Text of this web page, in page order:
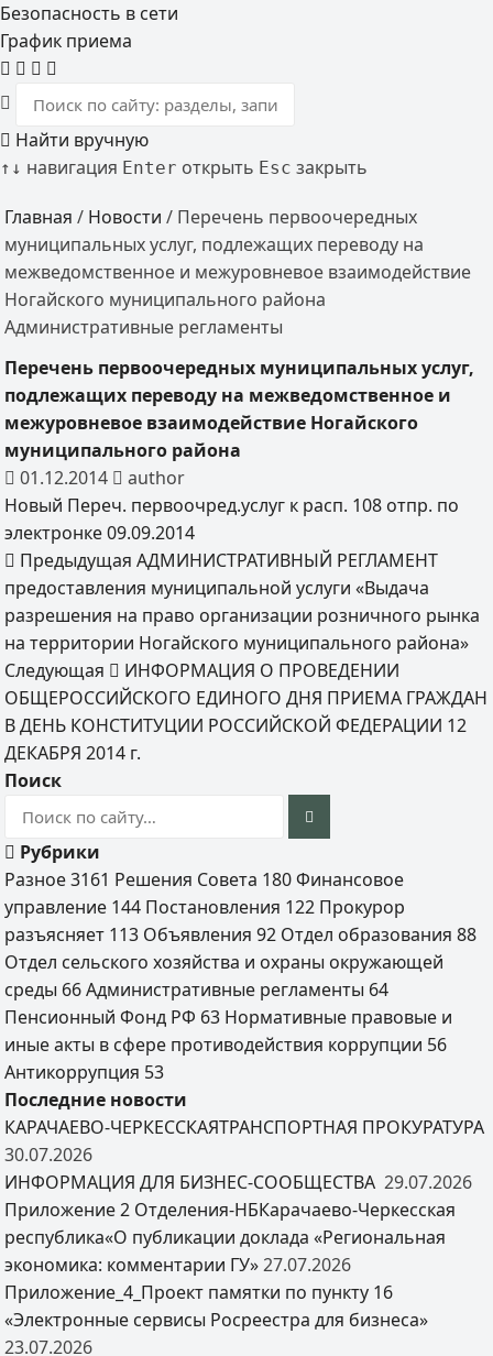
Безопасность в сети
График приема
Найти вручную
↑ ↓ навигация Enter открыть Esc закрыть
Главная / Новости / Перечень первоочередных
муниципальных услуг, подлежащих переводу на
межведомственное и межуровневое взаимодействие
Ногайского муниципального района
Административные регламенты
Перечень первоочередных муниципальных услуг,
подлежащих переводу на межведомственное и
межуровневое взаимодействие Ногайского
муниципального района
01.12.2014
author
Новый Переч. первоочред.услуг к расп. 108 отпр. по
электронке 09.09.2014
Предыдущая АДМИНИСТРАТИВНЫЙ РЕГЛАМЕНТ
предоставления муниципальной услуги «Выдача
разрешения на право организации розничного рынка
на территории Ногайского муниципального района»
Следующая
ИНФОРМАЦИЯ О ПРОВЕДЕНИИ
ОБЩЕРОССИЙСКОГО ЕДИНОГО ДНЯ ПРИЕМА ГРАЖДАН
В ДЕНЬ КОНСТИТУЦИИ РОССИЙСКОЙ ФЕДЕРАЦИИ 12
ДЕКАБРЯ 2014 г.
Поиск
Рубрики
Разное3161 Решения Совета 180 Финансовое
управление 144 Постановления 122 Прокурор
разъясняет 113 Объявления92 Отдел образования88
Отдел сельского хозяйства и охраны окружающей
среды 66 Административные регламенты 64
Пенсионный Фонд РФ 63 Нормативные правовые и
иные акты в сфере противодействия коррупции 56
Антикоррупция 53
Последние новости
КАРАЧАЕВО-ЧЕРКЕССКАЯТРАНСПОРТНАЯ ПРОКУРАТУРА
30.07.2026
ИНФОРМАЦИЯ ДЛЯ БИЗНЕС-СООБЩЕСТВА 29.07.2026
Приложение 2 Отделения-НБКарачаево-Черкесская
республика«О публикации доклада «Региональная
экономика: комментарии ГУ» 27.07.2026
Приложение_4_Проект памятки по пункту 16
«Электронные сервисы Росреестра для бизнеса»
23.07.2026